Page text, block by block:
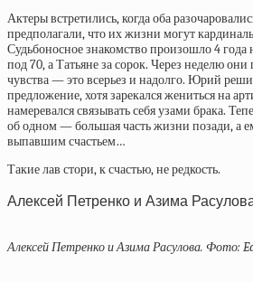
Актеры встретились, когда оба
предполагали, что их жизни могут
Судьбоносное знакомство произошло 4
под 70, а Татьяне за сорок. Через неделю
чувства — это всерьез и надолго. Юрий
предложение, хотя зарекался жениться на
намеревался связывать себя узами брака.
об одном — большая часть жизни позади, а
выпавшим счастьем…
Такие лав стори, к счастью, не редкость.
Алексей Петренко и Азима
Алексей Петренко и Азима Расулова. Фото: